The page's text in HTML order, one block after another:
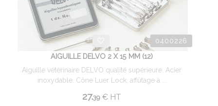
0400226
AIGUILLE DELVO 2 X 15 MM (12)
Aiguille vétérinaire DELVO qualité supérieure. Acier
inoxydable. Cône Luer Lock, affûtage à ...
27.39 € HT